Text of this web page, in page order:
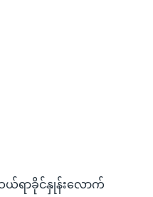
ယ်ရာခိုင်နှုန်းလောက်